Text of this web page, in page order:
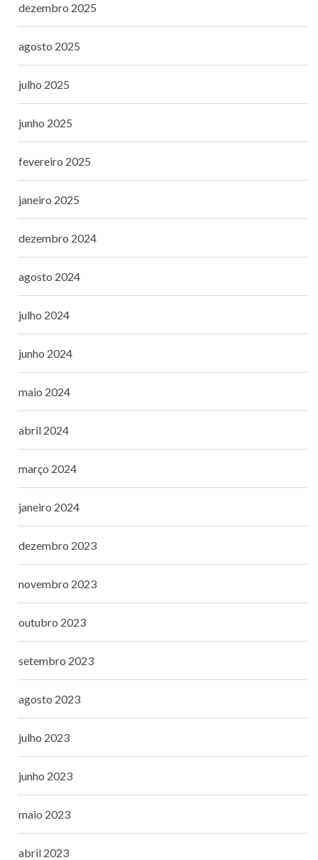
dezembro 2025
agosto 2025
julho 2025
junho 2025
fevereiro 2025
janeiro 2025
dezembro 2024
agosto 2024
julho 2024
junho 2024
maio 2024
abril 2024
março 2024
janeiro 2024
dezembro 2023
novembro 2023
outubro 2023
setembro 2023
agosto 2023
julho 2023
junho 2023
maio 2023
abril 2023